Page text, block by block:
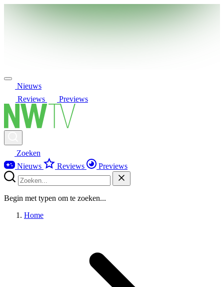
Nieuws
Reviews
Previews
Zoeken
Nieuws
Reviews Previews
Begin met typen om te zoeken...
Home